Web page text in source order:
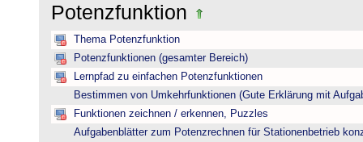
Potenzfunktion
Thema Potenzfunktion
Potenzfunktionen (gesamter Bereich)
Lernpfad zu einfachen Potenzfunktionen
Bestimmen von Umkehrfunktionen (Gute Erklärung mit
Funktionen zeichnen / erkennen, Puzzles
Aufgabenblätter zum Potenzrechnen für Stationenbetrieb